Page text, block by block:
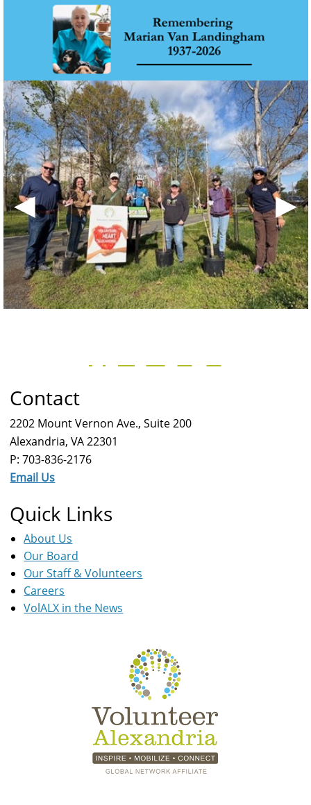
◀ ▶
Contact
2202 Mount Vernon Ave., Suite 200
Alexandria, VA 22301
P: 703-836-2176
Email Us
Quick Links
About Us
Our Board
Our Staff & Volunteers
Careers
VolALX in the News